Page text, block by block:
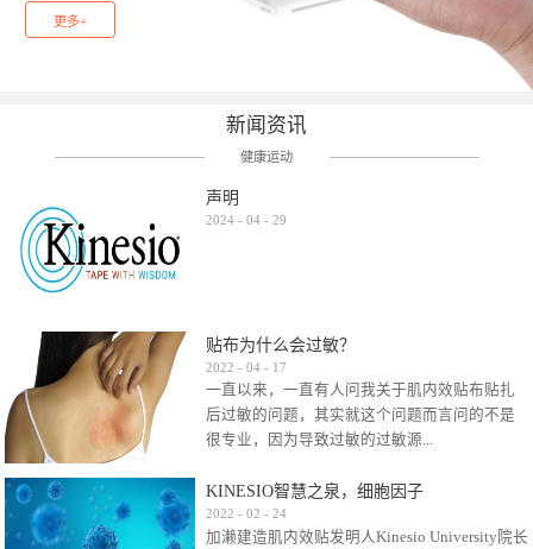
更多+
新闻资讯
健康运动
声明
2024 - 04 - 29
贴布为什么会过敏？
2022 - 04 - 17
一直以来，一直有人问我关于肌内效贴布贴扎
后过敏的问题，其实就这个问题而言问的不是
很专业，因为导致过敏的过敏源...
很多，比如试穿件衣服有时都会过敏，特定条
件下吃东西有时也会过敏，难道不吃不穿了？
KINESIO智慧之泉，细胞因子
2022 - 02 - 24
加濑建造肌内效贴发明人Kinesio University院长